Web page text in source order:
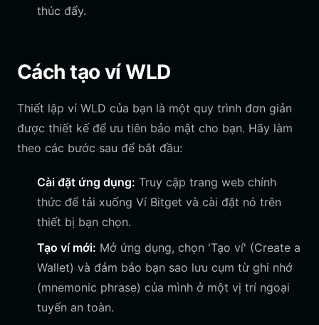
thúc đẩy.
Cách tạo ví WLD
Thiết lập ví WLD của bạn là một quy trình đơn giản
được thiết kế để ưu tiên bảo mật cho bạn. Hãy làm
theo các bước sau để bắt đầu:
Cài đặt ứng dụng: Truy cập trang web chính
thức để tải xuống Ví Bitget và cài đặt nó trên
thiết bị bạn chọn.
Tạo ví mới: Mở ứng dụng, chọn 'Tạo ví' (Create a
Wallet) và đảm bảo bạn sao lưu cụm từ ghi nhớ
(mnemonic phrase) của mình ở một vị trí ngoại
tuyến an toàn.